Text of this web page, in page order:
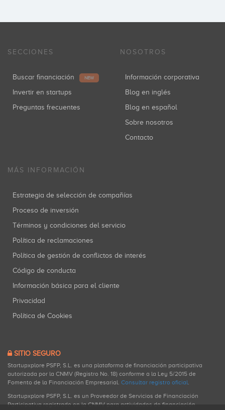
SECCIONES
Buscar financiación NEW
Invertir en startups
Preguntas frecuentes
NOSOTROS
Información corporativa
Blog en inglés
Blog en español
Sobre nosotros
Contacto
MÁS INFORMACIÓN
Estrategia de selección de compañías
Proceso de inversión
Términos y condiciones del servicio
Política de reclamaciones
Política de gestión de conflictos de interés
Código de conducta
Información básica para el cliente
Privacidad
Política de Cookies
SITIO SEGURO
Startupxplore PSFP, S.L. es una plataforma de financiación participativa
autorizada por la CNMV (Registro No. 18) conforme a la Ley 5/2015 de
Fomento de la Financiación Empresarial. Consultar registro oficial.
Startupxplore PSFP, S.L. es un Proveedor de Servicios de Financiación
Participativa registrado en la CNMV para actividades de financiación